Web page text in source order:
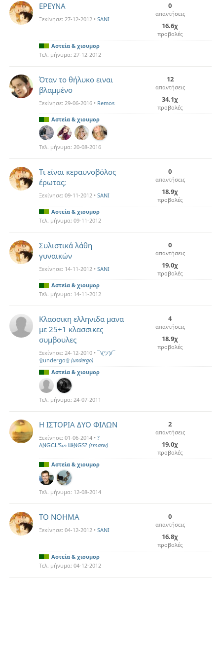
ΕΡΕΥΝΑ
Ξεκίνησε: 27-12-2012 • SANI
0
απαντήσεις
16.6χ
προβολές
Αστεία & χιουμορ
Τελ. μήνυμα: 27-12-2012
Όταν το θήλυκο ειναι
βλαμμένο
Ξεκίνησε: 29-06-2016 • Remos
12
απαντήσεις
34.1χ
προβολές
Αστεία & χιουμορ
Τελ. μήνυμα: 20-08-2016
Τι είναι κεραυνοβόλος
έρωτας;
Ξεκίνησε: 09-11-2012 • SANI
0
απαντήσεις
18.9χ
προβολές
Αστεία & χιουμορ
Τελ. μήνυμα: 09-11-2012
Συλιστικά λάθη
γυναικών
Ξεκίνησε: 14-11-2012 • SANI
0
απαντήσεις
19.0χ
προβολές
Αστεία & χιουμορ
Τελ. μήνυμα: 14-11-2012
Κλασσικη ελληνιδα μανα
με 25+1 κλασσικες
συμβουλες
Ξεκίνησε: 24-12-2010 • ¯\(ツ)/¯
۩undergo۩ (undergo)
4
απαντήσεις
18.9χ
προβολές
Αστεία & χιουμορ
Τελ. μήνυμα: 24-07-2011
Η ΙΣΤΟΡΙΑ ΔΥΟ ΦΙΛΩΝ
Ξεκίνησε: 01-06-2014 • ?
AƝƓЄԼ'Sᔕ ᗯƗƝƓS? (smarw)
2
απαντήσεις
19.0χ
προβολές
Αστεία & χιουμορ
Τελ. μήνυμα: 12-08-2014
TΟ ΝΟΗΜΑ
Ξεκίνησε: 04-12-2012 • SANI
0
απαντήσεις
16.8χ
προβολές
Αστεία & χιουμορ
Τελ. μήνυμα: 04-12-2012